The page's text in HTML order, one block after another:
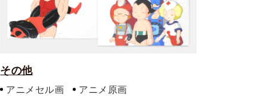
その他
アニメセル画
アニメ原画